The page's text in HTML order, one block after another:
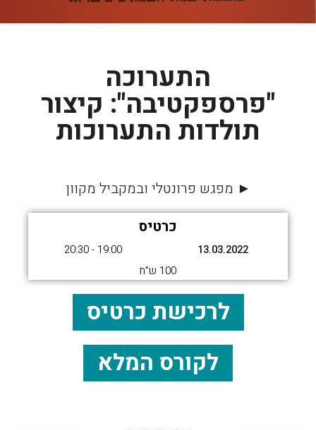
התערוכה
"פרספקטיבה": קיצור
תולדות התערוכות
► מפגש פרונטלי ובמקביל מקוון
כרטיס
13.03.2022
19:00 - 20:30
100 ש"ח
לרכישת כרטיס
לקורס המלא